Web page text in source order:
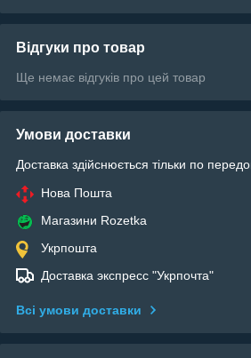
Відгуки про товар
Ще немає відгуків про цей товар
Умови доставки
Доставка здійснюється тільки по
Нова Пошта
Магазини Rozetka
Укрпошта
Доставка экспресс "Укрпочта"
Всі умови доставки